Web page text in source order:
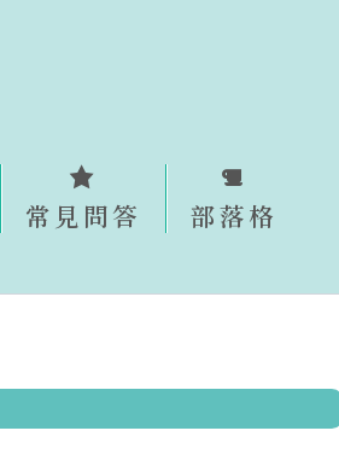
常見問答 部落格